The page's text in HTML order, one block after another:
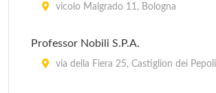
vicolo Malgrado 11, Bologna
Professor Nobili S.P.A.
via della Fiera 25, Castiglion dei Pepoli